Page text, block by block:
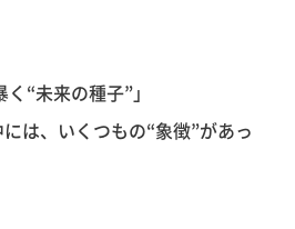
“未来の種子”」
は、いくつもの“象徴”があっ